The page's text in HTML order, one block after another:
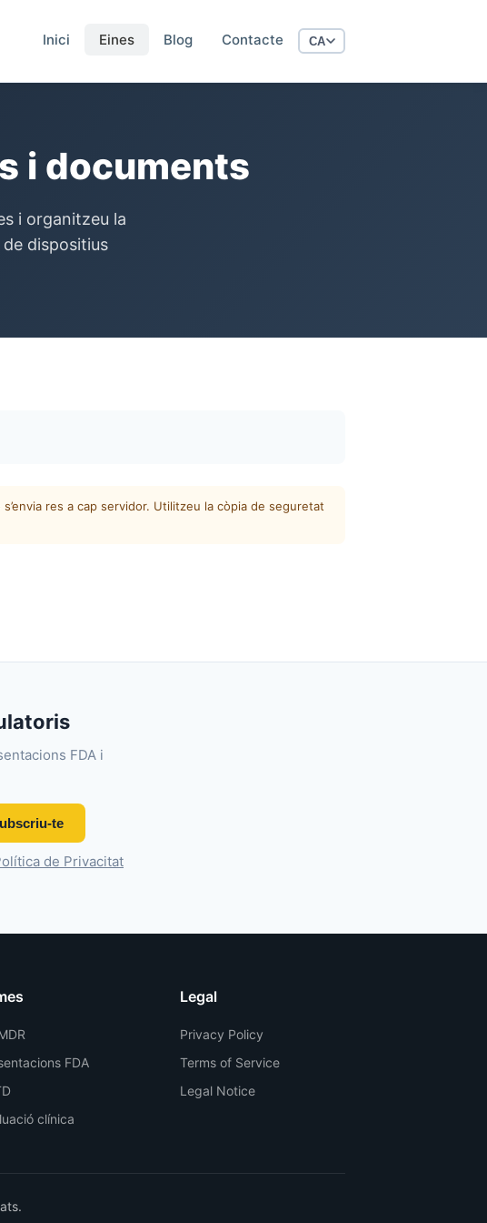
Inici Eines Blog Contacte CA
i documents
i organitzeu la
dispositius
res a cap servidor. Utilitzeu la còpia de seguretat
FDA i
te
de Privacitat
FDA
clínica
Legal
Privacy Policy
Terms of Service
Legal Notice